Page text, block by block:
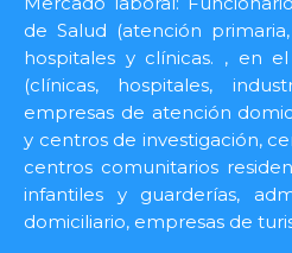
de Salud (atención
hospitales y clínicas. , en
(clínicas, hospitales,
empresas de atención
y centros de investigación,
centros comunitarios
infantiles y guarderías,
domiciliario, empresas de